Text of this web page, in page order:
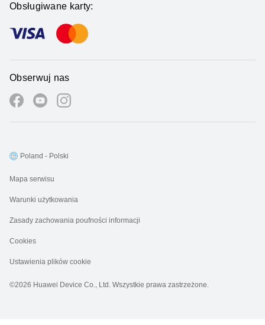
Obsługiwane karty:
Obserwuj nas
©2026 Huawei Device Co., Ltd. Wszystkie prawa zastrzeżone.
Mapa serwisu
Warunki użytkowania
Zasady zachowania poufności informacji
Cookies
Ustawienia plików cookie
Poland - Polski